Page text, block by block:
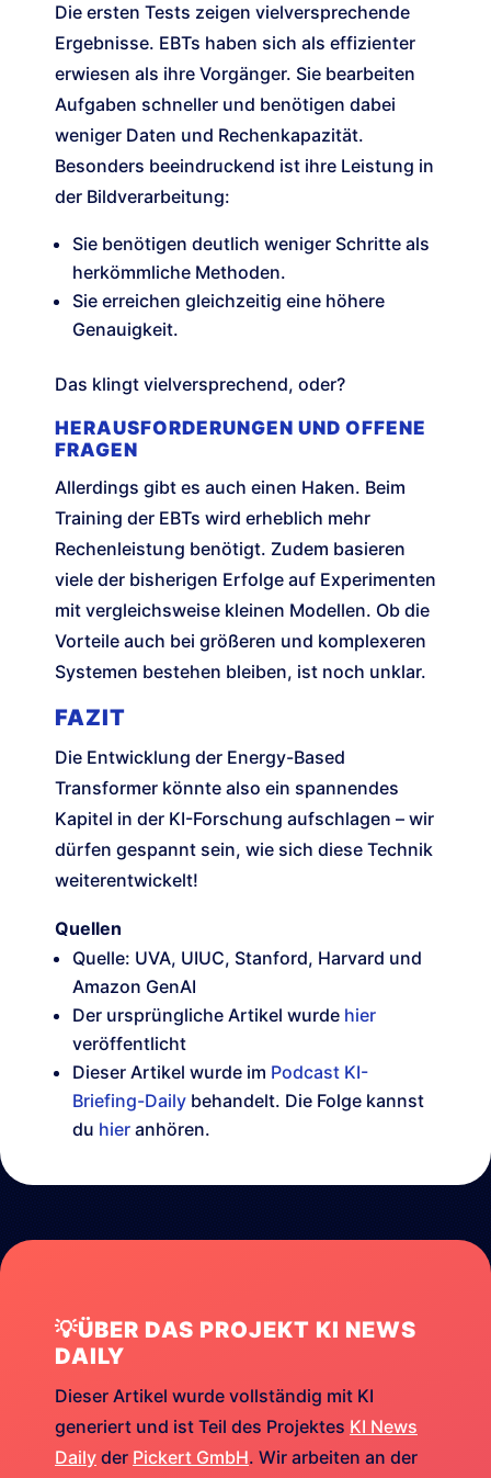
Die ersten Tests zeigen vielversprechende
Ergebnisse. EBTs haben sich als effizienter
erwiesen als ihre Vorgänger. Sie bearbeiten
Aufgaben schneller und benötigen dabei
weniger Daten und Rechenkapazität.
Besonders beeindruckend ist ihre Leistung in
der Bildverarbeitung:
Sie benötigen deutlich weniger Schritte als
herkömmliche Methoden.
Sie erreichen gleichzeitig eine höhere
Genauigkeit.
Das klingt vielversprechend, oder?
HERAUSFORDERUNGEN UND OFFENE
FRAGEN
Allerdings gibt es auch einen Haken. Beim
Training der EBTs wird erheblich mehr
Rechenleistung benötigt. Zudem basieren
viele der bisherigen Erfolge auf Experimenten
mit vergleichsweise kleinen Modellen. Ob die
Vorteile auch bei größeren und komplexeren
Systemen bestehen bleiben, ist noch unklar.
FAZIT
Die Entwicklung der Energy-Based
Transformer könnte also ein spannendes
Kapitel in der KI-Forschung aufschlagen – wir
dürfen gespannt sein, wie sich diese Technik
weiterentwickelt!
Quellen
Quelle: UVA, UIUC, Stanford, Harvard und
Amazon GenAI
Der ursprüngliche Artikel wurde hier
veröffentlicht
Dieser Artikel wurde im Podcast KI-
Briefing-Daily behandelt. Die Folge kannst
du hier anhören.
💡ÜBER DAS PROJEKT KI NEWS
DAILY
Dieser Artikel wurde vollständig mit KI
generiert und ist Teil des Projektes KI News
Daily der Pickert GmbH. Wir arbeiten an der